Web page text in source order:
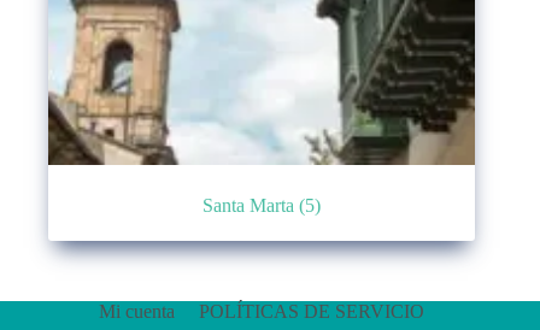
Santa Marta(5)
Mi cuenta POLÍTICAS DE SERVICIO